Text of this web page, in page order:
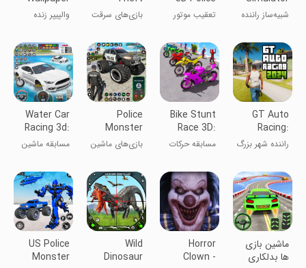
Car Driver
شبیه‌ساز راننده
Car Games
تعقیب موتور
ماشین پلیس
Crime
games
بازی‌های سرقت
والپیپر زنده
GT Auto
Racing:
Mafia City
راننده شهر بزرگ
Bike Stunt
Race 3D:
Bike Games
مسابقه حرکات
بعدی: بازی‌های
موتور
Police
Monster
Truck Car
Games
بازی‌های ماشین
Water Car
Racing 3d:
Car Games
مسابقه ماشین
ماشین
ماشین بازی
ها بدلکاری
Horror
Clown -
Wild
Dinosaur
US Police
Monster